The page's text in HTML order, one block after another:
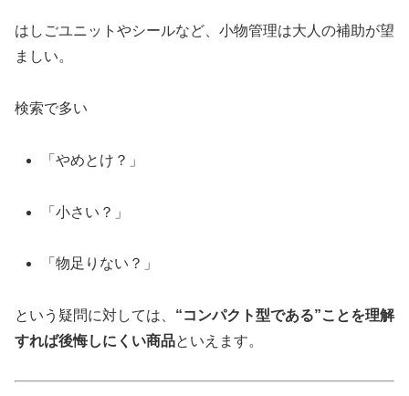
はしごユニットやシールなど、小物管理は大人の補助が望
ましい。
検索で多い
「やめとけ？」
「小さい？」
「物足りない？」
という疑問に対しては、 “コンパクト型である”ことを理解
すれば後悔しにくい商品といえます。